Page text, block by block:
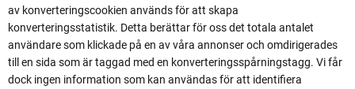
av konverteringscookien används för att skapa
konverteringsstatistik. Detta berättar för oss det totala antalet
användare som klickade på en av våra annonser och omdirigerades
till en sida som är taggad med en konverteringsspårningstagg. Vi får
dock ingen information som kan användas för att identifiera